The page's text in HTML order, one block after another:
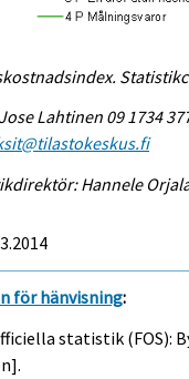
Lahtinen 09 1734
Hannele
för hänvisning:
statistik (FOS):